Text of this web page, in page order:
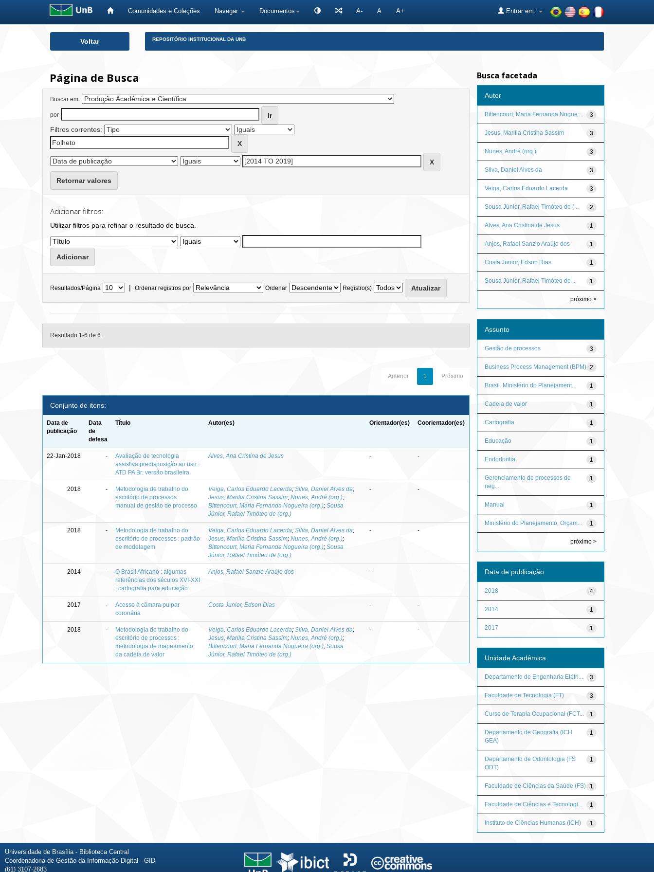
Comunidades e Coleções Navegar Documentos A- A A+ Entrar em:
Voltar REPOSITÓRIO INSTITUCIONAL DA UNB
Página de Busca
Buscar em:
por
Filtros correntes:
Retornar valores
Adicionar filtros:
Utilizar filtros para refinar o resultado de busca.
Resultados/Página | Ordenar registros por Ordenar Registro(s)
Resultado 1-6 de 6.
Anterior 1 Próximo
Conjunto de itens:
Data de
publicação
Data
de
defesa
Título Autor(es) Orientador(es) Coorientador(es)
22-Jan-2018 -
Avaliação de tecnologia
assistiva predisposição ao uso :
ATD PA Br: versão brasileira
Alves, Ana Cristina de Jesus - -
2018 -
Metodologia de trabalho do
escritório de processos :
manual de gestão de processo
Veiga, Carlos Eduardo Lacerda;Silva, Daniel Alves da;
Jesus, Marilia Cristina Sassim;Nunes, André (org.);
Bittencourt, Maria Fernanda Nogueira (org.);Sousa
Júnior, Rafael Timóteo de (org.)
- -
2018 -
Metodologia de trabalho do
escritório de processos : padrão
de modelagem
Veiga, Carlos Eduardo Lacerda;Silva, Daniel Alves da;
Jesus, Marilia Cristina Sassim;Nunes, André (org.);
Bittencourt, Maria Fernanda Nogueira (org.);Sousa
Júnior, Rafael Timóteo de (org.)
- -
2014 -
O Brasil Africano : algumas
referências dos séculos XVI-XXI
: cartografia para educação
Anjos, Rafael Sanzio Araújo dos - -
2017 -
Acesso à câmara pulpar
coronária
Costa Junior, Edson Dias - -
2018 -
Metodologia de trabalho do
escritório de processos :
metodologia de mapeamento
da cadeia de valor
Veiga, Carlos Eduardo Lacerda;Silva, Daniel Alves da;
Jesus, Marilia Cristina Sassim;Nunes, André (org.);
Bittencourt, Maria Fernanda Nogueira (org.);Sousa
Júnior, Rafael Timóteo de (org.)
- -
Busca facetada
Autor
3
Bittencourt, Maria Fernanda Nogue...
3
Jesus, Marilia Cristina Sassim
3
Nunes, André (org.)
3
Silva, Daniel Alves da
3
Veiga, Carlos Eduardo Lacerda
2
Sousa Júnior, Rafael Timóteo de (...
1
Alves, Ana Cristina de Jesus
1
Anjos, Rafael Sanzio Araújo dos
1
Costa Junior, Edson Dias
1
Sousa Júnior, Rafael Timóteo de ...
próximo >
Assunto
3
Gestão de processos
2
Business Process Management (BPM)
1
Brasil. Ministério do Planejament...
1
Cadeia de valor
1
Cartografia
1
Educação
1
Endodontia
1
Gerenciamento de processos de
neg...
1
Manual
1
Ministério do Planejamento, Orçam...
próximo >
Data de publicação
4
2018
1
2014
1
2017
Unidade Acadêmica
3
Departamento de Engenharia Elétri...
3
Faculdade de Tecnologia (FT)
1
Curso de Terapia Ocupacional (FCT...
1
Departamento de Geografia (ICH
GEA)
1
Departamento de Odontologia (FS
ODT)
1
Faculdade de Ciências da Saúde (FS)
1
Faculdade de Ciências e Tecnologi...
1
Instituto de Ciências Humanas (ICH)
Universidade de Brasília - Biblioteca Central
Coordenadoria de Gestão da Informação Digital - GID
(61) 3107-2683